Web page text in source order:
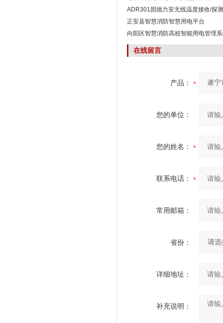
ADR301固德力安无线温度接收/探
正安县智慧消防智慧用电平台
向阳区智慧消防高校智能用电管理
在线留言
产品：
您的单位：
您的姓名：
联系电话：
常用邮箱：
省份：
详细地址：
补充说明：